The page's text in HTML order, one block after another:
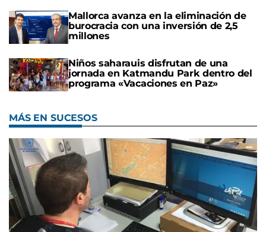
Mallorca avanza en la eliminación de
burocracia con una inversión de 2,5
millones
Niños saharauis disfrutan de una
jornada en Katmandu Park dentro del
programa «Vacaciones en Paz»
MÁS EN SUCESOS